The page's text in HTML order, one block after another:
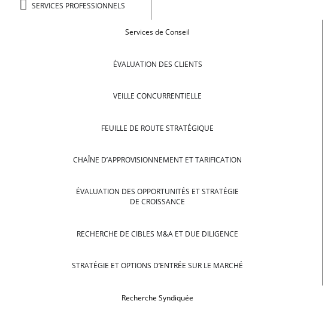
SERVICES PROFESSIONNELS
Services de Conseil
ÉVALUATION DES CLIENTS
VEILLE CONCURRENTIELLE
FEUILLE DE ROUTE STRATÉGIQUE
CHAÎNE D’APPROVISIONNEMENT ET TARIFICATION
ÉVALUATION DES OPPORTUNITÉS ET STRATÉGIE
DE CROISSANCE
RECHERCHE DE CIBLES M&A ET DUE DILIGENCE
STRATÉGIE ET OPTIONS D’ENTRÉE SUR LE MARCHÉ
Recherche Syndiquée